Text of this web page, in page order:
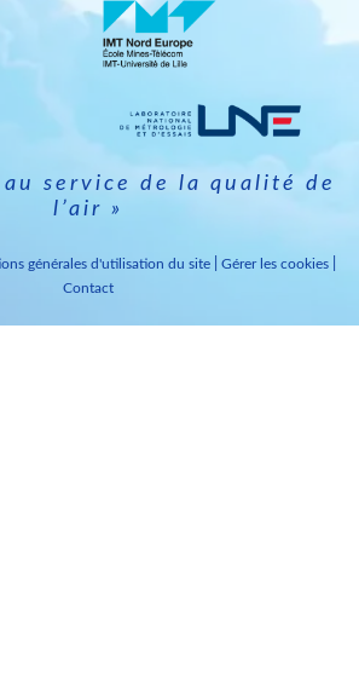
Image
Image
au service de la qualité de
l’air »
générales d'utilisation du site
Gérer les cookies
Contact